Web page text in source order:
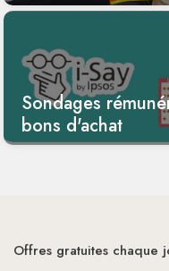
Sondages
bons d'achat
Offres gratuites chaque